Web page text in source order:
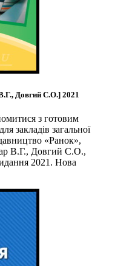
Довгий С.О.] 2021
з готовим
закладів загальної
«Ранок»,
В.Г., Довгий С.О.,
2021. Нова